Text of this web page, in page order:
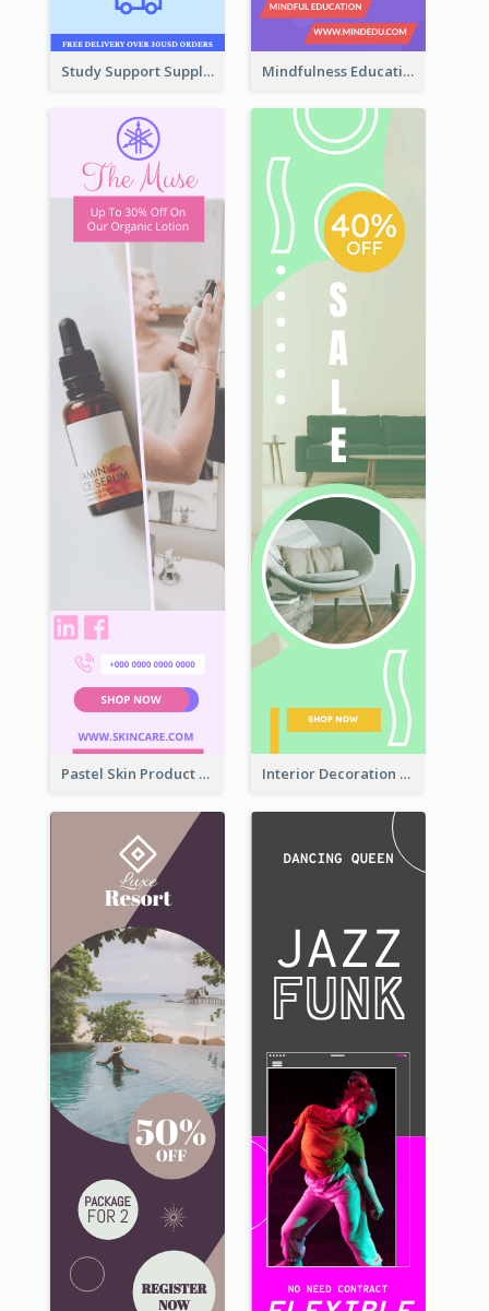
Study Support Supplement Wide Skyscraper Banner Design Mindfulness Education Wide Skyscraper Banner
Pastel Skin Product Wide Skyscraper Banner Design Interior Decoration Discount Wide Skyscraper Banner